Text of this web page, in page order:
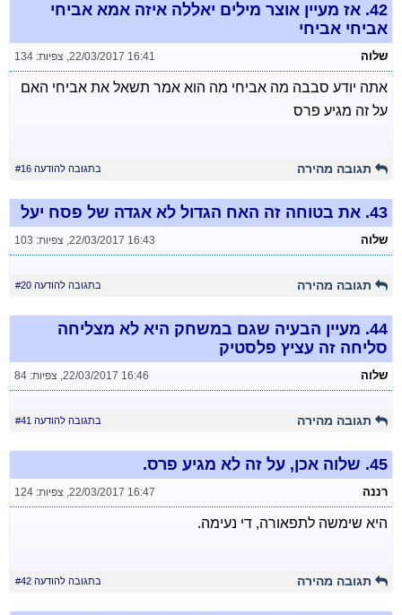
42. אז מעיין אוצר מילים יאללה איזה אמא אביחי
אביחי אביחי
שלוה 22/03/2017 16:41
, צפיות: 134
אתה יודע סבבה מה אביחי מה הוא אמר תשאל את אביחי האם
על זה מגיע פרס
תגובה מהירה בתגובה להודעה #16
43. את בטוחה זה האח הגדול לא אגדה של פסח יעל
שלוה 22/03/2017 16:43
, צפיות: 103
תגובה מהירה בתגובה להודעה #20
44. מעיין הבעיה שגם במשחק היא לא מצליחה
סליחה זה עציץ פלסטיק
שלוה 22/03/2017 16:46
, צפיות: 84
תגובה מהירה בתגובה להודעה #41
45. שלוה אכן, על זה לא מגיע פרס.
רננה 22/03/2017 16:47
, צפיות: 124
היא שימשה לתפאורה, די נעימה.
תגובה מהירה בתגובה להודעה #42